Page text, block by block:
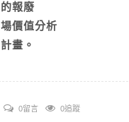
的報廢
價值分析
畫。
0留言 0追蹤